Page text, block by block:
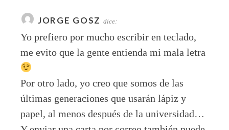
JORGE GOSZ dice:
Yo prefiero por mucho escribir en teclado,
me evito que la gente entienda mi mala letra
Por otro lado, yo creo que somos de las
últimas generaciones que usarán lápiz y
papel, al menos después de la universidad…